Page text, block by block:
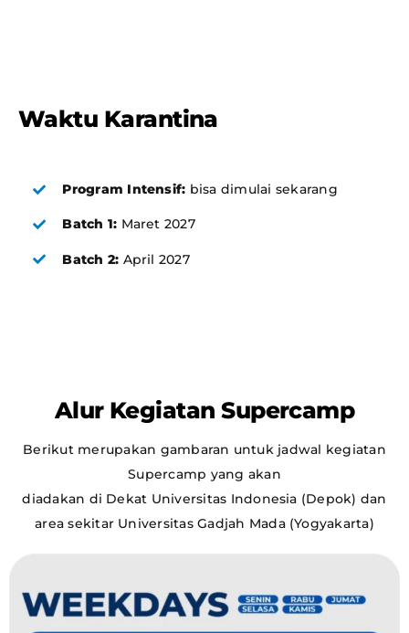
Waktu Karantina
Program Intensif: bisa dimulai sekarang
Batch 1: Maret 2027
Batch 2: April 2027
Alur Kegiatan Supercamp
Berikut merupakan gambaran untuk jadwal kegiatan
Supercamp yang akan
diadakan di Dekat Universitas Indonesia (Depok) dan
area sekitar Universitas Gadjah Mada (Yogyakarta)